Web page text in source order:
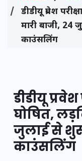
डीडीयू प्रवेश
मारी बाजी,
काउंसलिंग
डीडीयू
घोषित,
जुलाई से
काउंसलिंग